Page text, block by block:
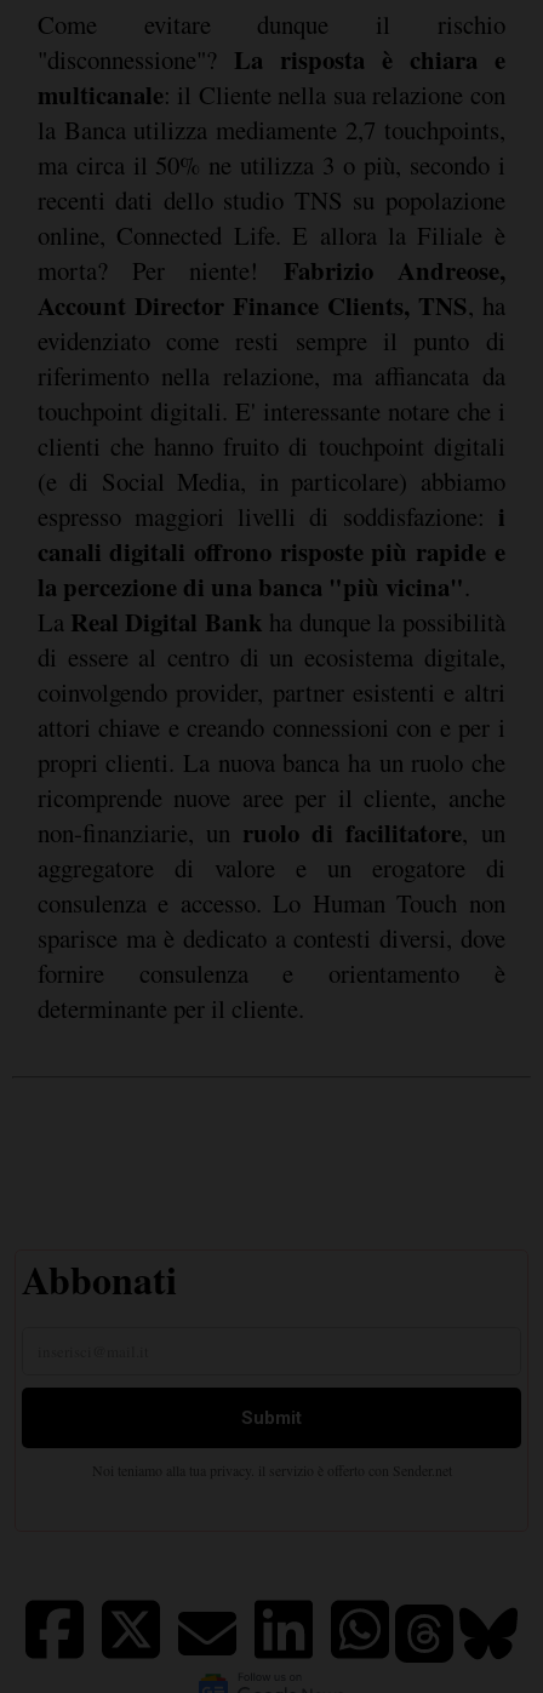
Come evitare dunque il rischio
"disconnessione"? La risposta è chiara e
multicanale: il Cliente nella sua relazione con
la Banca utilizza mediamente 2,7 touchpoints,
ma circa il 50% ne utilizza 3 o più, secondo i
recenti dati dello studio TNS su popolazione
online, Connected Life. E allora la Filiale è
morta? Per niente! Fabrizio Andreose,
Account Director Finance Clients, TNS, ha
evidenziato come resti sempre il punto di
riferimento nella relazione, ma affiancata da
touchpoint digitali. E' interessante notare che i
clienti che hanno fruito di touchpoint digitali
(e di Social Media, in particolare) abbiamo
espresso maggiori livelli di soddisfazione: i
canali digitali offrono risposte più rapide e
la percezione di una banca "più vicina".
La Real Digital Bank ha dunque la possibilità
di essere al centro di un ecosistema digitale,
coinvolgendo provider, partner esistenti e altri
attori chiave e creando connessioni con e per i
propri clienti. La nuova banca ha un ruolo che
ricomprende nuove aree per il cliente, anche
non-finanziarie, un ruolo di facilitatore, un
aggregatore di valore e un erogatore di
consulenza e accesso. Lo Human Touch non
sparisce ma è dedicato a contesti diversi, dove
fornire consulenza e orientamento è
determinante per il cliente.